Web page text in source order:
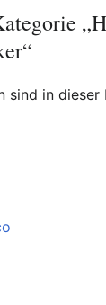
sind in